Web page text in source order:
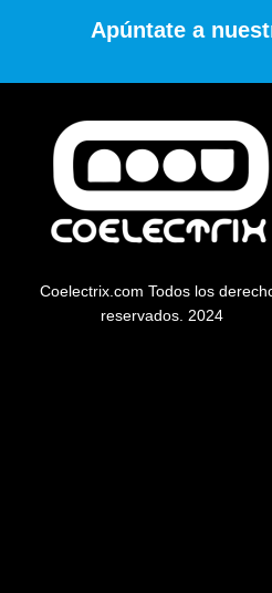
Apúntate a
Coelectrix.com Todos los
reservados. 2024